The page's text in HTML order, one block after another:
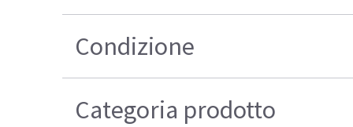
Condizione
Categoria prodotto